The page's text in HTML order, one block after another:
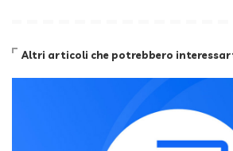
Altri articoli che potrebbero